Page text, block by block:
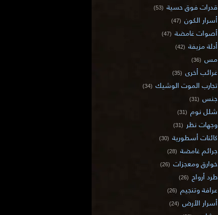
قدرات فوق حسية (53)
أسرار الكون (47)
أصوات غامضة (47)
أدلة مزيفة (42)
مس (36)
غرائب أخرى (35)
تجارب الموت الوشيك (34)
جنس (31)
شلل نوم (31)
وجهات نظر (31)
كائنات أسطورية (30)
جرائم غامضة (28)
خوارق ومعجزات (26)
طرد أرواح (26)
عرافة وتنجيم (26)
أسرار الأرض (24)